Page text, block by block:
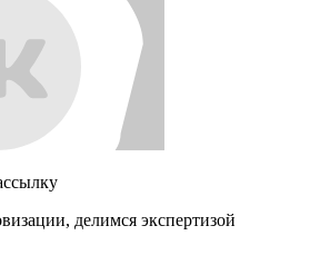
делимся экспертизой